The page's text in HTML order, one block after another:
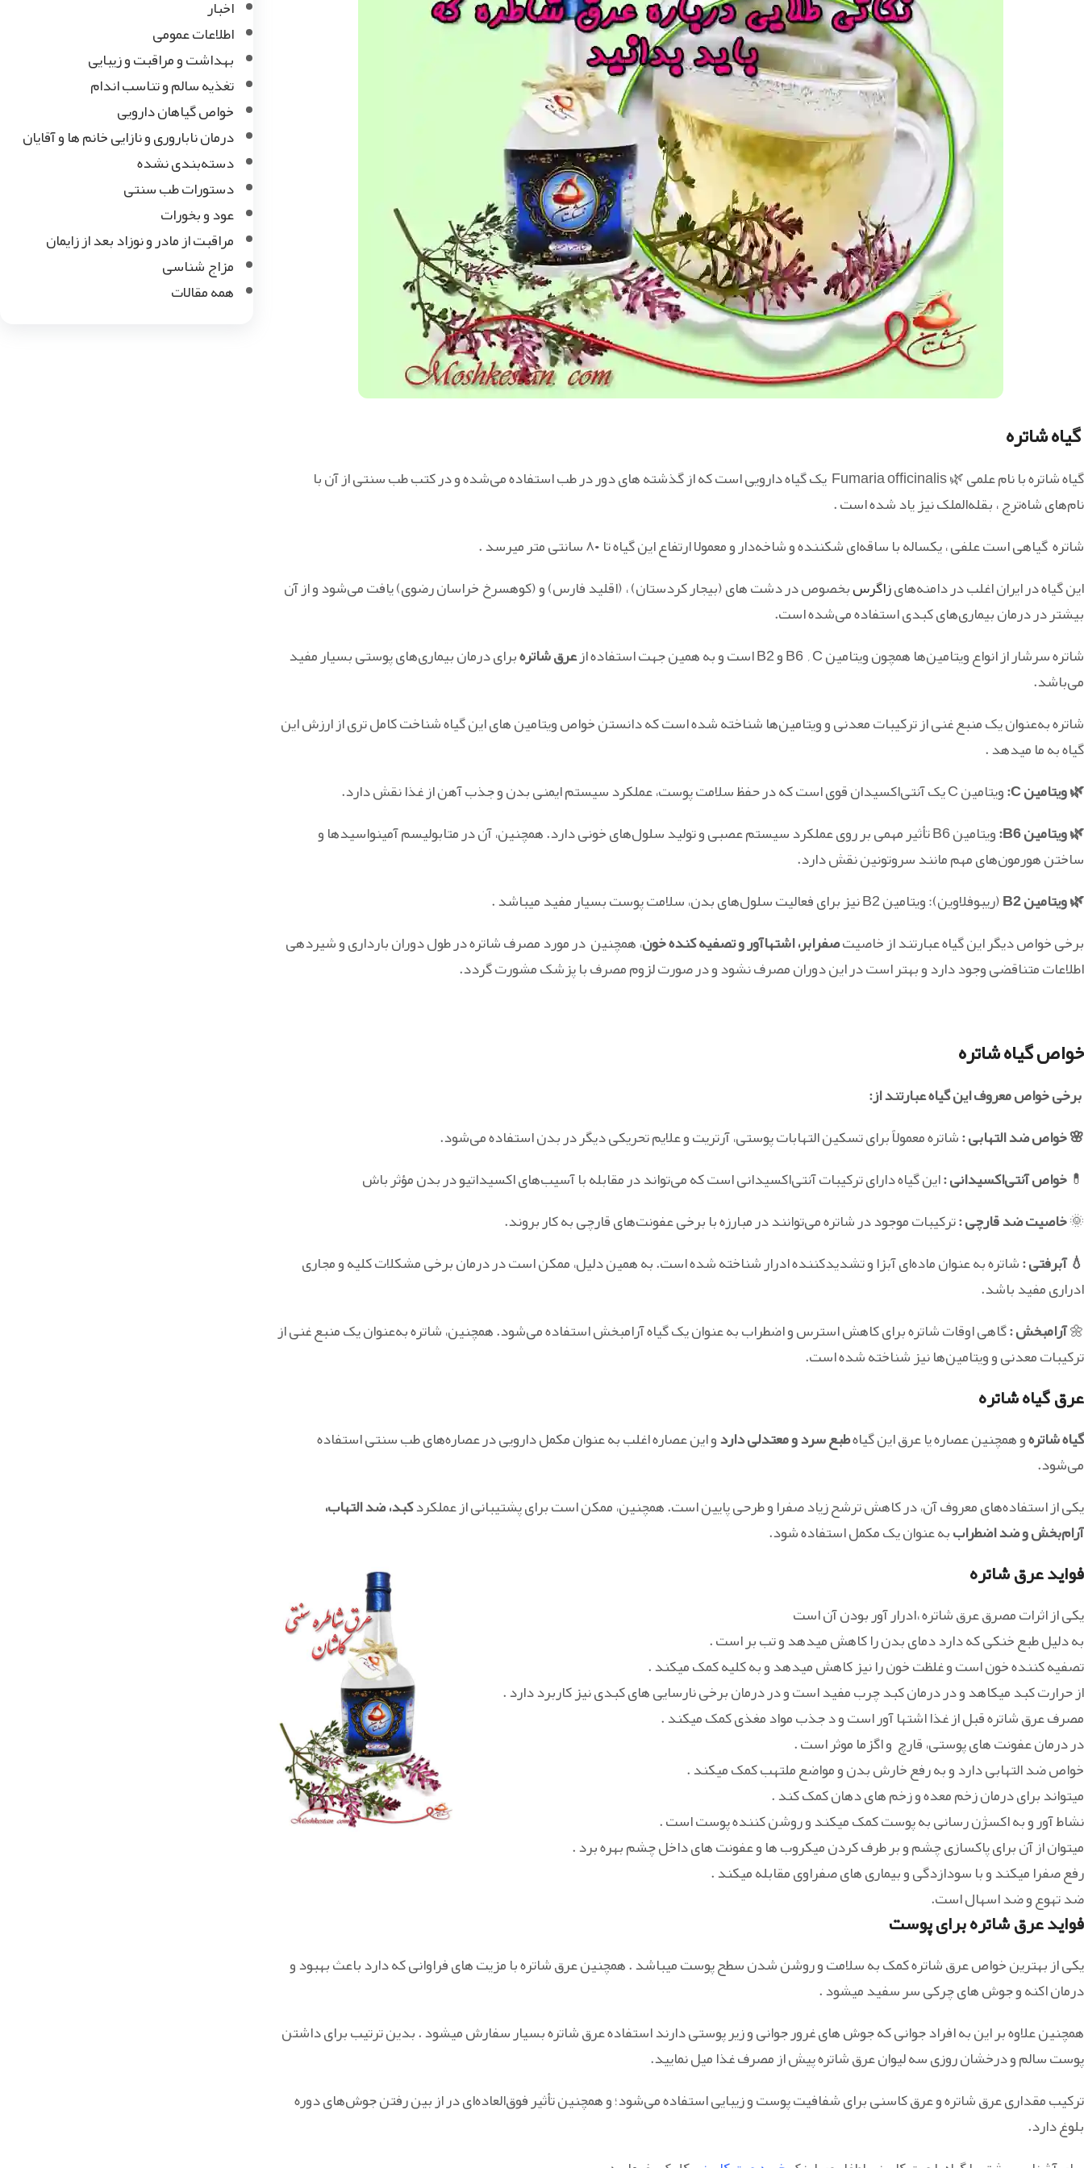
گیاه شاتره
گیاه شاتره با نام علمی 🌿 Fumaria officinalis یک گیاه دارویی است که از گذشته های دور در طب استفاده می‌شده و در کتب طب سنتی از آن با
نام‌های شاه‌ترج ، بقله‌الملک نیز یاد شده است .
شاتره گیاهی است علفی ، یکساله با ساقه‌ای شکننده و شاخه‌دار و معمولا ارتفاع این گیاه تا ۸۰ سانتی متر میرسد .
این گیاه در ایران اغلب در دامنه‌هایزاگرسبخصوص در دشت های (بیجار کردستان) ، (اقلید فارس) و (کوهسرخ خراسان رضوی) یافت می‌شود و از آن
بیشتر در درمان بیماری‌های کبدی استفاده می‌شده است.
شاتره سرشار از انواع ویتامین‌ها همچون ویتامین B6 , C و B2 است و به همین جهت استفاده از
عرق شاترهبرای درمان بیماری‌های پوستی بسیار مفید
می‌باشد.
شاتره به‌عنوان یک منبع غنی از ترکیبات معدنی و ویتامین‌ها شناخته شده است که دانستن خواص ویتامین های این گیاه شناخت کامل تری از ارزش این
گیاه به ما میدهد .
🌿 ویتامین C:
ویتامین C یک آنتی‌اکسیدان قوی است که در حفظ سلامت پوست، عملکرد سیستم ایمنی بدن و جذب آهن از غذا نقش دارد.
🌿 ویتامین B6:
ویتامین B6 تأثیر مهمی بر روی عملکرد سیستم عصبی و تولید سلول‌های خونی دارد. همچنین، آن در متابولیسم آمینواسیدها و
ساختن هورمون‌های مهم مانند سروتونین نقش دارد.
🌿 ویتامین B2
(ریبوفلاوین): ویتامین B2 نیز برای فعالیت سلول‌های بدن، سلامت پوست بسیار مفید میباشد .
برخی خواص دیگر این گیاه عبارتند از خاصیتصفرابر، اشتهاآور و تصفیه کنده خون، همچنین در مورد مصرف شا‌تره در طول دوران بارداری و شیردهی
اطلاعات متناقضی وجود دارد و بهتر است در این دوران مصرف نشود و در صورت لزوم مصرف با پزشک مشورت گردد.
خواص گیاه شاتره
برخی خواص معروف این گیاه عبارتند از:
🌸 خواصضد التهابی :شاتره معمولاً برای تسکین التهابات پوستی، آرتریت و علایم تحریکی دیگر در بدن استفاده می‌شود.
💊 خواص آنتی‌اکسیدانی :این گیاه دارای ترکیبات آنتی‌اکسیدانی است که می‌تواند در مقابله با آسیب‌های اکسیداتیو در بدن مؤثر باش
🌞خاصیت ضد قارچی :ترکیبات موجود در شاتره می‌توانند در مبارزه با برخی عفونت‌های قارچی به کار بروند.
💧 آبرفتی :شاتره به عنوان ماده‌ای آبزا و تشدیدکننده ادرار شناخته شده است. به همین دلیل، ممکن است در درمان برخی مشکلات کلیه و مجاری
ادراری مفید باشد.
🌼آرامبخش :گاهی اوقات شاتره برای کاهش استرس و اضطراب به عنوان یک گیاه آرامبخش استفاده می‌شود. همچنین، شاتره به‌عنوان یک منبع غنی از
ترکیبات معدنی و ویتامین‌ها نیز شناخته شده است.
عرق گیاه شاتره
گیاه شاترهو همچنین عصاره یا عرق این گیاهطبع سرد و معتدلی داردو این عصاره اغلب به عنوان مکمل دارویی در عصاره‌های طب سنتی استفاده
می‌شود.
یکی از استفاده‌های معروف آن، در کاهش ترشح زیاد صفرا و طرحی پایین است. همچنین، ممکن است برای پشتیبانی از عملکردکبد، ضد التهاب،
آرام‌بخش و ضد اضطراببه عنوان یک مکمل استفاده شود.
فواید عرق شاتره
یکی از اثرات مصرق عرق شاتره ،ادرار آور بودن آن است
به دلیل طبع خنکی که دارد دمای بدن را کاهش میدهد و تب بر است .
تصفیه کننده خون است و غلظت خون را نیز کاهش میدهد و به کلیه کمک میکند .
از حرارت کبد میکاهد و در درمان کبد چرب مفید است و در درمان برخی نارسایی های کبدی نیز کاربرد دارد .
مصرف عرق شاتره قبل از غذا اشتها آور است و د جذب مواد مغذی کمک میکند .
در درمان عفونت های پوستی، قارچ و اگزما موثر است .
خواص ضد التهابی دارد و به رفع خارش بدن و مواضع ملتهب کمک میکند .
میتواند برای درمان زخم معده و زخم های دهان کمک کند .
نشاط آور و به اکسژن رسانی به پوست کمک میکند و روشن کننده پوست است .
میتوان از آن برای پاکسازی چشم و بر طرف کردن میکروب ها و عفونت های داخل چشم بهره برد .
رفع صفرا میکند و با سودازدگی و بیماری های صفراوی مقابله میکند .
ضد تهوع و ضد اسهال است.
فواید عرق شاتره برای پوست
یکی از بهترین خواص عرق شاتره کمک به سلامت و روشن شدن سطح پوست میباشد . همچنین عرق شاتره با مزیت های فراوانی که دارد باعث بهبود و
درمان اکنه و جوش های چرکی سر سفید میشود .
همچنین علاوه بر این به افراد جوانی که جوش های غرور جوانی و زیر پوستی دارند استفاده عرق شاتره بسیار سفارش میشود . بدین ترتیب برای داشتن
پوست سالم و درخشان روزی سه لیوان عرق شاتره پیش از مصرف غذا میل نمایید.
ترکیب مقداری عرق شاتره و عرق کاسنی برای شفافیت پوست و زیبایی استفاده می‌شود؛ و همچنین تأثیر فوق‌العاده‌ای در از بین رفتن جوش‌های دوره
بلوغ دارد.
اخبار
اطلاعات عمومی
بهداشت و مراقبت و زیبایی
تغذیه سالم و تناسب اندام
خواص گیاهان دارویی
درمان ناباروری و نازایی خانم ها و آقایان
دسته‌بندی نشده
دستورات طب سنتی
عود و بخورات
مراقبت از مادر و نوزاد بعد از زایمان
مزاج شناسی
همه مقالات